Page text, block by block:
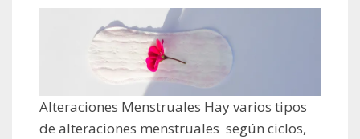
Alteraciones Menstruales Hay varios tipos
de alteraciones menstruales según ciclos,